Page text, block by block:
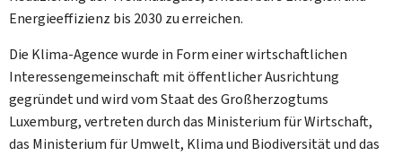
Energieeffizienz bis 2030 zu erreichen.
Die Klima-Agencewurde in Form einer wirtschaftlichen
Interessengemeinschaft mit öffentlicher Ausrichtung
gegründet und wird vom Staat des Großherzogtums
Luxemburg, vertreten durch das Ministerium für Wirtschaft,
das Ministerium für Umwelt, Klima und Biodiversität und das